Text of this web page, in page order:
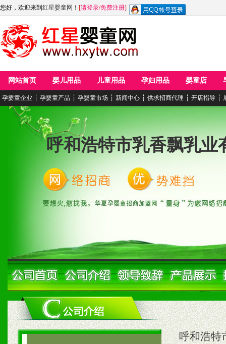
您好，欢迎来到 红星婴童网 ！ [请登录/免费注册]
网站首页 婴儿用品 儿童用品 孕妇用品 婴童店
孕婴童企业 ┆ 孕婴童产品 ┆ 孕婴童市场 ┆ 新闻中心 ┆ 供求招商代理 ┆ 开店指导 ┆
呼和浩特市乳香飘乳业
呼和浩特